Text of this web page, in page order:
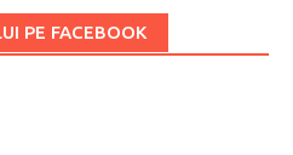
PE FACEBOOK